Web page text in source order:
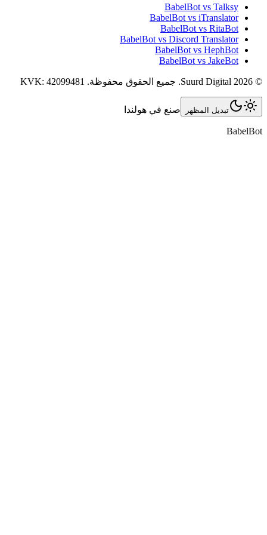
BabelBot vs
BabelBot vs
BabelBot vs
BabelBot vs Discord
BabelBot vs
BabelBot vs
Suurd Digital
.جميع الحقوق محفوظة. KVK: 42099481
تبديل المظهر صنع في هولندا